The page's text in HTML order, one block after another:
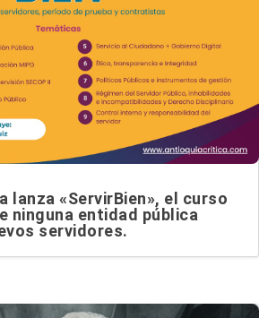
lanza «ServirBien», el curso
ninguna entidad pública
servidores.